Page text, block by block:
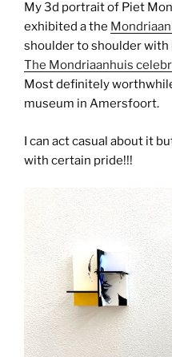
My 3d portrait of Piet
exhibited a the
shoulder to shoulder with
The Mondriaanhuis
Most definitely
museum in Amersfoort.
I can act casual about it
with certain pride!!!